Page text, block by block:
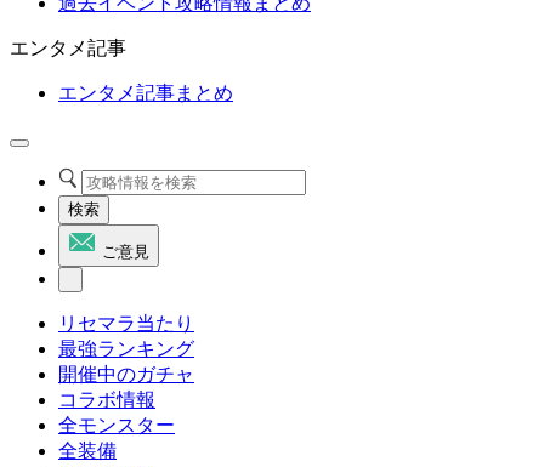
エンタメ記事
エンタメ記事まとめ
検索
ご意見
リセマラ当たり
最強ランキング
開催中のガチャ
コラボ情報
全モンスター
全装備